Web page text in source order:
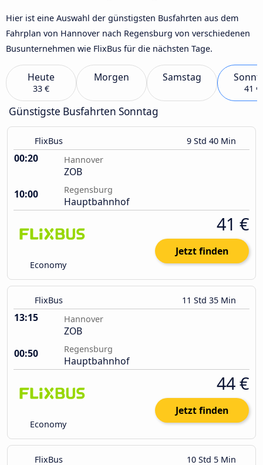
Hier ist eine Auswahl der günstigsten Busfahrten aus dem
Fahrplan von Hannover nach Regensburg von verschiedenen
Busunternehmen wie FlixBus für die nächsten Tage.
Heute
33 €
Morgen Samstag
41 €
Günstigste Busfahrten Sonntag
FlixBus 9 Std 40 Min
00:20 Hannover
ZOB
10:00
Regensburg
Hauptbahnhof
Economy
41 €
Jetzt finden
FlixBus 11 Std 35 Min
13:15 Hannover
ZOB
00:50
Regensburg
Hauptbahnhof
Economy
44 €
Jetzt finden
FlixBus 10 Std 5 Min